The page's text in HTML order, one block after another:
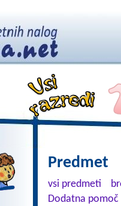
Predmet
vsi predmeti
Dodatna